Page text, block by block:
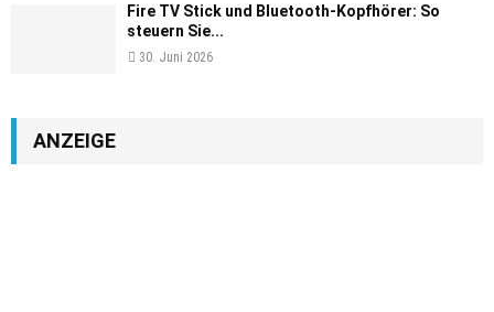
Fire TV Stick und Bluetooth-Kopfhörer: So
steuern Sie...
30. Juni 2026
ANZEIGE